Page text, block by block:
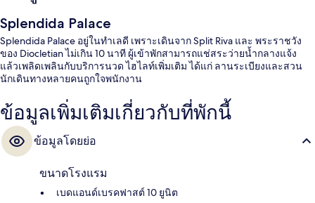
Splendida Palace
Splendida Palace อยู่ในทำเลดี เพราะเดินจาก Split Riva และ พระราชวัง
ของ Diocletian ไม่เกิน 10 นาที ผู้เข้าพักสามารถแช่สระว่ายน้ำกลางแจ้ง
แล้วเพลิดเพลินกับบริการนวด ไฮไลท์เพิ่มเติม ได้แก่ ลานระเบียงและสวน
นักเดินทางหลายคนถูกใจพนักงาน
ข้อมูลเพิ่มเติมเกี่ยวกับที่พักนี้
ข้อมูลโดยย่อ
ขนาดโรงแรม
เบดแอนด์เบรคฟาสต์ 10 ยูนิต